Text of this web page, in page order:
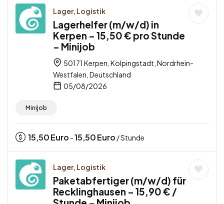
Lager, Logistik
Lagerhelfer (m/w/d) in
Kerpen – 15,50 € pro Stunde
– Minijob
50171 Kerpen, Kolpingstadt, Nordrhein-
Westfalen, Deutschland
05/08/2026
Minijob
15,50Euro -15,50Euro / Stunde
Lager, Logistik
Paketabfertiger (m/w/d) für
Recklinghausen – 15,90 € /